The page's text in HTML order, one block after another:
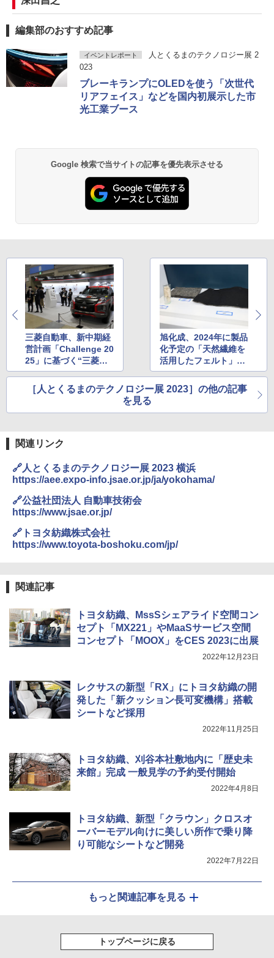
編集部のおすすめ記事
イベントレポート
人とくるまのテクノロジー展 2
023
ブレーキランプにOLEDを使う「次世代
リアフェイス」などを国内初展示した市
光工業ブース
Google 検索で当サイトの記事を優先表示させる
三菱自動車、新中期経
営計画「Challenge 20
25」に基づく“三菱自
動車らしさ”を構成す
る技術紹介
旭化成、2024年に製品
化予定の「天然繊維を
活用したフェルト」初
公開
［人とくるまのテクノロジー展 2023］の他の記事
を見る
関連リンク
🔗人とくるまのテクノロジー展 2023 横浜
https://aee.expo-info.jsae.or.jp/ja/yokohama/
🔗公益社団法人 自動車技術会
https://www.jsae.or.jp/
🔗トヨタ紡織株式会社
https://www.toyota-boshoku.com/jp/
関連記事
トヨタ紡織、MssSシェアライド空間コン
セプト「MX221」やMaaSサービス空間
コンセプト「MOOX」をCES 2023に出展
2022年12月23日
レクサスの新型「RX」にトヨタ紡織の開
発した「新クッション長可変機構」搭載
シートなど採用
2022年11月25日
トヨタ紡織、刈谷本社敷地内に「歴史未
来館」完成 一般見学の予約受付開始
2022年4月8日
トヨタ紡織、新型「クラウン」クロスオ
ーバーモデル向けに美しい所作で乗り降
り可能なシートなど開発
2022年7月22日
もっと関連記事を見る
トップページに戻る